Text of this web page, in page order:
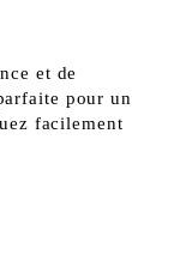
et de
pour un
facilement